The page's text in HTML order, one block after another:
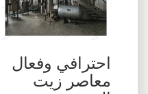
احترافي وفعال
معاصر زيت